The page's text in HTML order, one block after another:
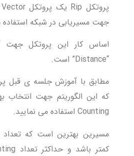
جهت مسیریابی در شبکه
“Distance” است.
Counting استفاده می نمایید.
مسیرین بهترین است که